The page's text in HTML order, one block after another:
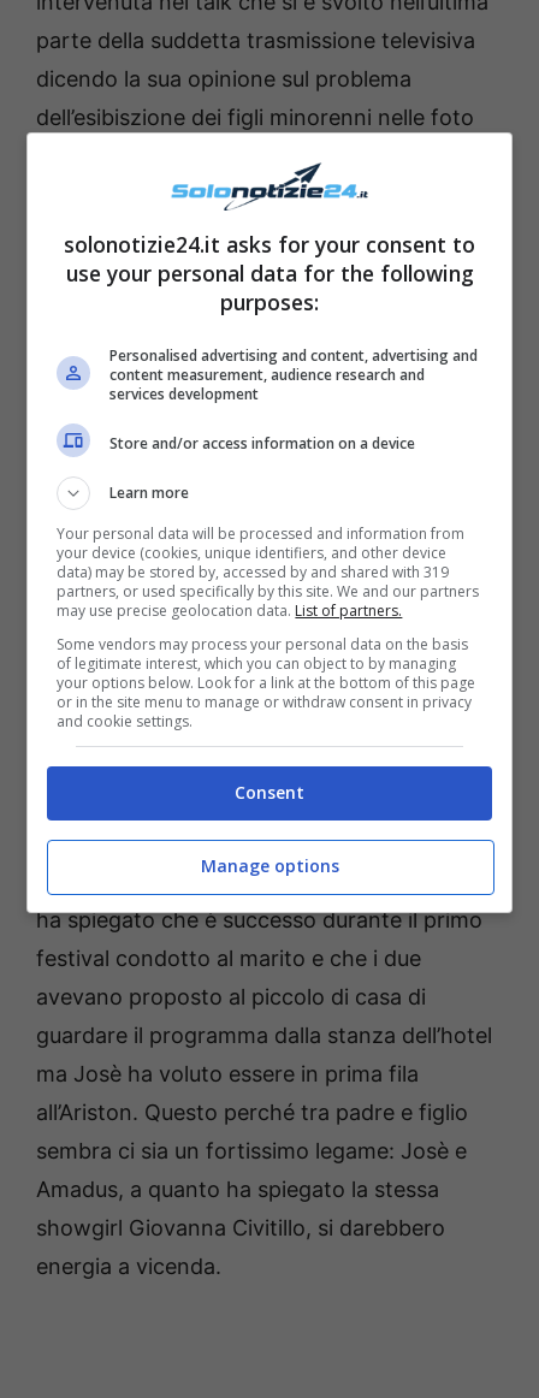
parte della suddetta trasmissione televisiva
dicendo la sua opinione sul problema
dell’esibiszione dei figli minorenni nelle foto
mondo dello spettacolo. La bellissima
showgirl Giovanna Civitillo ha spiegato che
questa è una tematica che le sta molto a
cuore e che sui social lei sta bene attenta a
non mettere immagini dove sia presente il
figlio minorenne, se non quando è inquadrato
di spalle. Le foto del figlio José non
sarebbero quindi mai visibili sui social.
Il bellissimo figlio della coppia, come ben tutti
ricorderanno, è però apparso davanti a
milioni di telespettatori durante il Festival di
Sanremo. Una scelta questa che pare un
controsenso con quello appena detto dalla
showgirl. È stata subito la stessa Giovanna
Civitillo a dare una spiegazione esaustiva
dell’accaduto spiegando che sia lei che il
marito Amadeus non hanno potuto evitare
che questo accadesse. La bellissima mamma
ha spiegato che è successo durante il primo
festival condotto al marito e che i due
avevano proposto al piccolo di casa di
guardare il programma dalla stanza dell’hotel
ma Josè ha voluto essere in prima fila
all’Ariston. Questo perché tra padre e figlio
sembra ci sia un fortissimo legame: Josè e
Amadus, a quanto ha spiegato la stessa
showgirl Giovanna Civitillo, si darebbero
energia a vicenda.
solonotizie24.it asks for your consent to
use your personal data for the following
purposes:
Personalised advertising and content, advertising and
content measurement, audience research and
services development
Store and/or access information on a device
Learn more
Your personal data will be processed and information from
your device (cookies, unique identifiers, and other device
data) may be stored by, accessed by and shared with 319
partners, or used specifically by this site. We and our partners
may use precise geolocation data. List of partners.
Some vendors may process your personal data on the basis
of legitimate interest, which you can object to by managing
your options below. Look for a link at the bottom of this page
or in the site menu to manage or withdraw consent in privacy
and cookie settings.
Consent
Manage options